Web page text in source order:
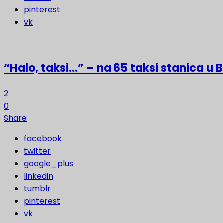
pinterest
vk
“Halo, taksi…” – na 65 taksi stanica u
2
0
Share
facebook
twitter
google_plus
linkedin
tumblr
pinterest
vk